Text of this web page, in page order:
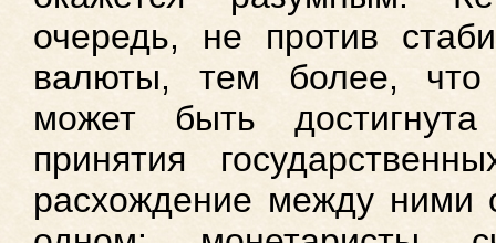
очередь, не против
валюты, тем более, что
может быть
принятия
расхождение между ними